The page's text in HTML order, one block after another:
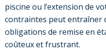
piscine ou l’extension de
contraintes peut entraîner
obligations de remise en
coûteux et frustrant.